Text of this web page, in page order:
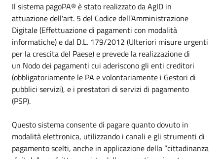
Il sistema pagoPA® è stato realizzato da AgID in
attuazione dell'art. 5 del Codice dell’Amministrazione
Digitale (Effettuazione di pagamenti con modalità
informatiche) e dal D.L. 179/2012 (Ulteriori misure urgenti
per la crescita del Paese) e prevede la realizzazione di
un Nodo dei pagamenti cui aderiscono gli enti creditori
(obbligatoriamente le PA e volontariamente i Gestori di
pubblici servizi), e i prestatori di servizi di pagamento
(PSP).
Questo sistema consente di pagare quanto dovuto in
modalità elettronica, utilizzando i canali e gli strumenti di
pagamento scelti, anche in applicazione della “cittadinanza